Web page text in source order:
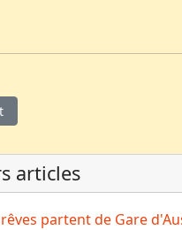
: Le conseil
articles
partent de Gare